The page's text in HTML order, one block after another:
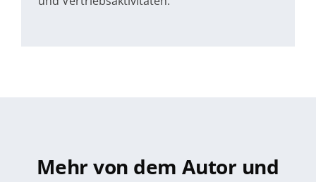
Mehr von dem Autor und